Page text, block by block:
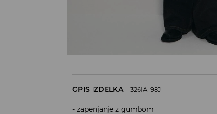
OPIS IZDELKA 326IA-98J
zapenjanje z gumbom